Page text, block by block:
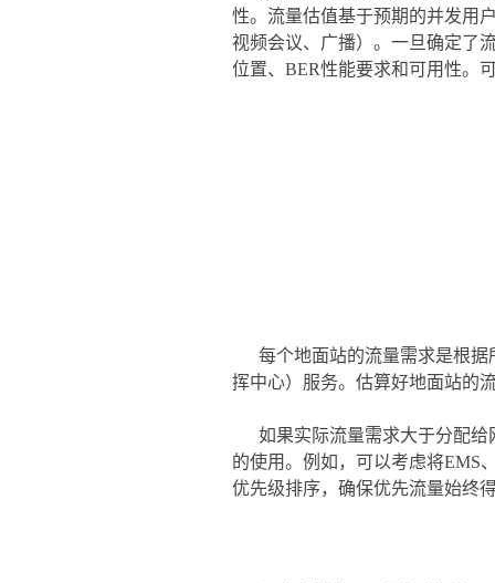
性。流量估值基于预期的并发用
视频会议、广播）。一旦确定了
位置、BER性能要求和可用性。
每个地面站的流量需求是根
挥中心）服务。估算好地面站的
如果实际流量需求大于分配
的使用。例如，可以考虑将EMS
优先级排序，确保优先流量始终